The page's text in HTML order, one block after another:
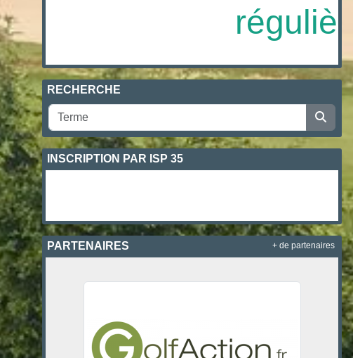
RECHERCHE
INSCRIPTION PAR ISP 35
PARTENAIRES + de partenaires